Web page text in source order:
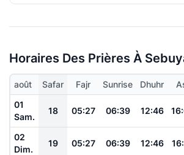
Horaires Des Prières À
août Safar Fajr Sunrise Dhuhr
01
Sam.
18 05:27 06:39 12:46
02
Dim.
19 05:27 06:39 12:46